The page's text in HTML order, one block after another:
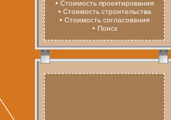
• Стоимость проектирования
• Стоимость строительства
• Стоимость согласования
• Поиск